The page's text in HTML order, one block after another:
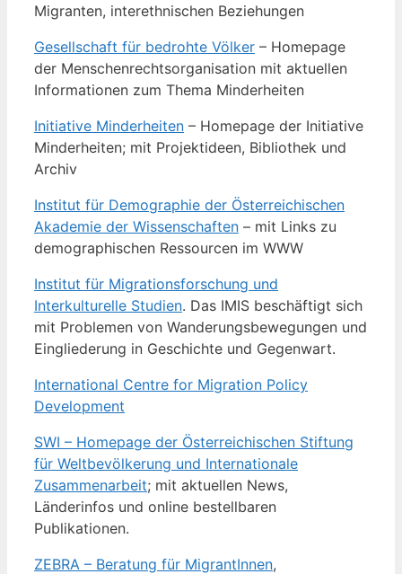
Migranten, interethnischen Beziehungen
Gesellschaft für bedrohte Völker – Homepage
der Menschenrechtsorganisation mit aktuellen
Informationen zum Thema Minderheiten
Initiative Minderheiten – Homepage der Initiative
Minderheiten; mit Projektideen, Bibliothek und
Archiv
Institut für Demographie der Österreichischen
Akademie der Wissenschaften – mit Links zu
demographischen Ressourcen im WWW
Institut für Migrationsforschung und
Interkulturelle Studien. Das IMIS beschäftigt sich
mit Problemen von Wanderungsbewegungen und
Eingliederung in Geschichte und Gegenwart.
International Centre for Migration Policy
Development
SWI – Homepage der Österreichischen Stiftung
für Weltbevölkerung und Internationale
Zusammenarbeit; mit aktuellen News,
Länderinfos und online bestellbaren
Publikationen.
ZEBRA – Beratung für MigrantInnen,